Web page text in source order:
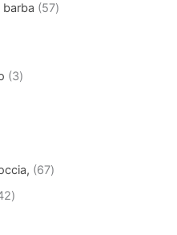
barba
57
3
67